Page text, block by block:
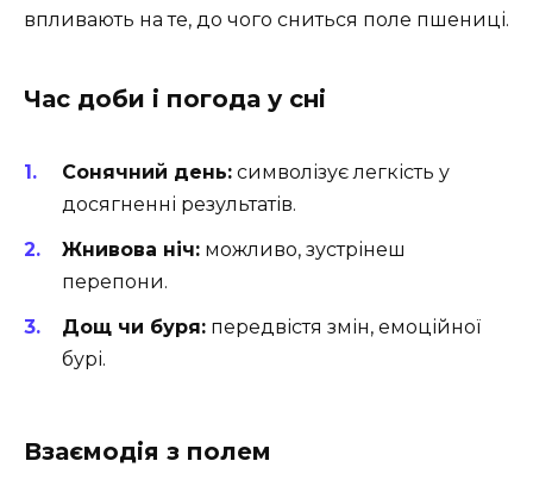
впливають на те, до чого сниться поле пшениці.
Час доби і погода у сні
Сонячний день: символізує легкість у
досягненні результатів.
Жнивова ніч: можливо, зустрінеш
перепони.
Дощ чи буря: передвістя змін, емоційної
бурі.
Взаємодія з полем